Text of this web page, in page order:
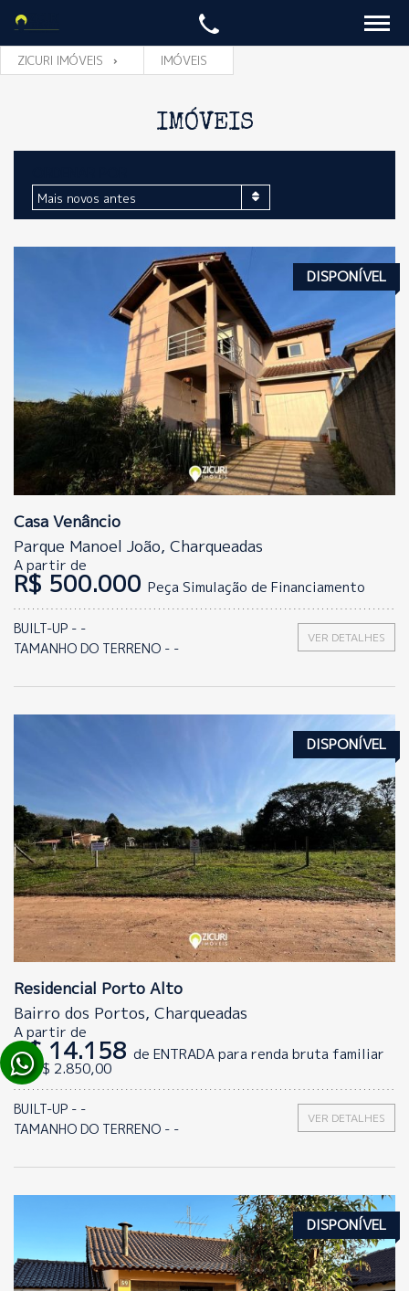
ZICURI IMÓVEIS IMÓVEIS
IMÓVEIS
Mais novos antes
DISPONÍVEL
Casa Venâncio
Parque Manoel João, Charqueadas
A partir de
R$ 500.000 Peça Simulação de Financiamento
VER DETALHES
BUILT-UP - -
TAMANHO DO TERRENO - -
DISPONÍVEL
Residencial Porto Alto
Bairro dos Portos, Charqueadas
A partir de
R$ 14.158 de ENTRADA para renda bruta familiar
de R$ 2.850,00
VER DETALHES
BUILT-UP - -
TAMANHO DO TERRENO - -
DISPONÍVEL